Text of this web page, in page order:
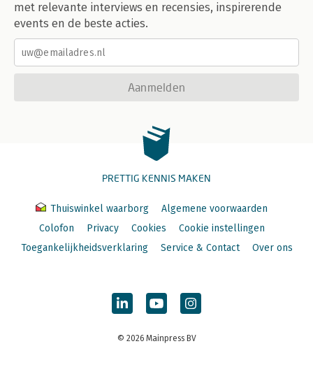
met relevante interviews en recensies, inspirerende
events en de beste acties.
Aanmelden
PRETTIG KENNIS MAKEN
Thuiswinkel waarborg
Algemene voorwaarden
Colofon
Privacy Cookies
Cookie instellingen
Toegankelijkheidsverklaring
Service & Contact Over ons
© 2026 Mainpress BV